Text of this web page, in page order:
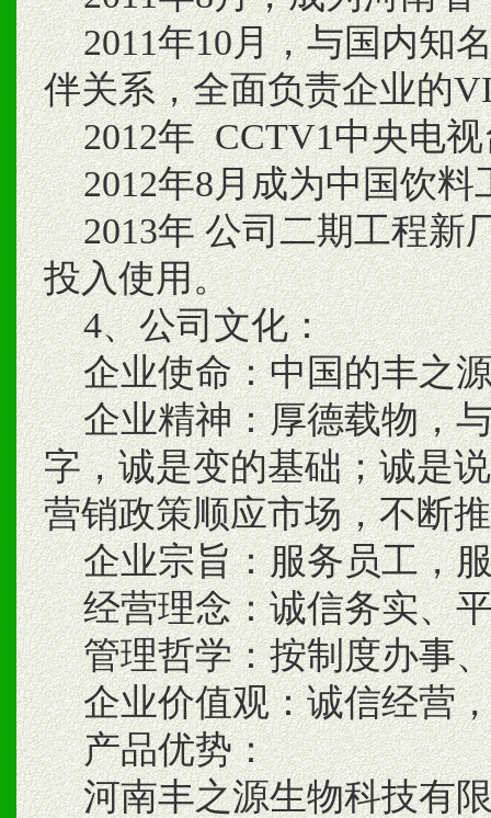
2011年10月，与国内知
伴关系，全面负责企业的
2012年 CCTV1中央电视
2012年8月成为中国饮料
2013年 公司二期工程新
投入使用。
4、公司文化：
企业使命：中国的丰之
企业精神：厚德载物，与
字，诚是变的基础；诚是
营销政策顺应市场，不断
企业宗旨：服务员工，
经营理念：诚信务实、平
管理哲学：按制度办事
企业价值观：诚信经营
产品优势：
河南丰之源生物科技有限